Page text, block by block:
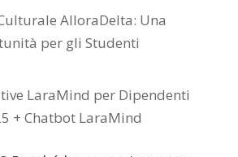
AlloraDelta: Una
per gli Studenti
LaraMind per Dipendenti
+ Chatbot LaraMind